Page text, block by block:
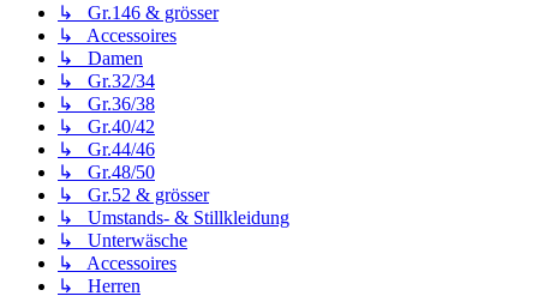
↳ Gr.146 & grösser
↳ Accessoires
↳ Damen
↳ Gr.32/34
↳ Gr.36/38
↳ Gr.40/42
↳ Gr.44/46
↳ Gr.48/50
↳ Gr.52 & grösser
↳ Umstands- & Stillkleidung
↳ Unterwäsche
↳ Accessoires
↳ Herren